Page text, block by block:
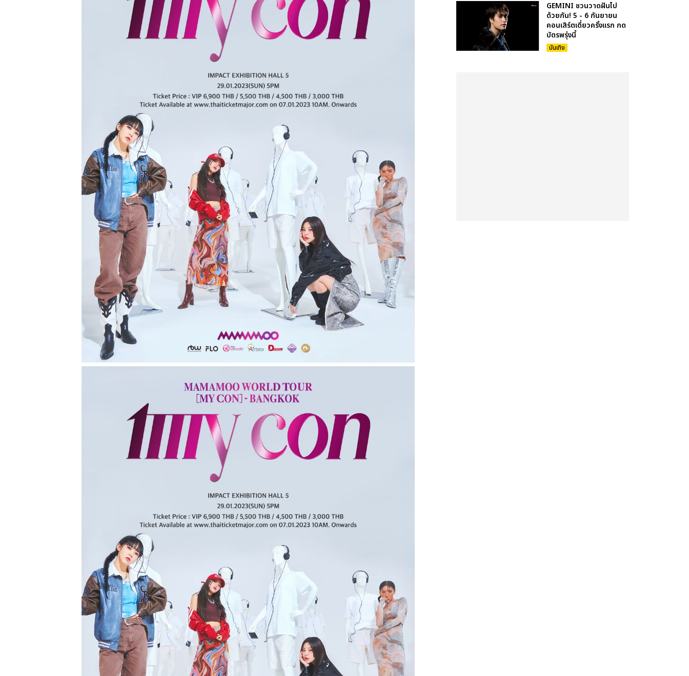
GEMINI ชวนวาดฝันไป
ด้วยกัน! 5 - 6 กันยายน
คอนเสิร์ตเดี่ยวครั้งแรก กด
บัตรพรุ่งนี้
บันเทิง